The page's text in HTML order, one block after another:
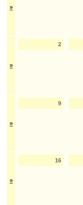
»
»
2
»
9
»
16